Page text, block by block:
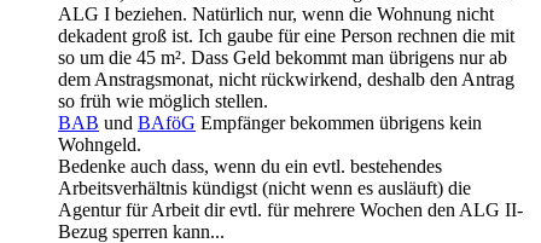
ALG I beziehen. Natürlich nur, wenn die Wohnung nicht
dekadent groß ist. Ich gaube für eine Person rechnen die mit
so um die 45 m². Dass Geld bekommt man übrigens nur ab
dem Anstragsmonat, nicht rückwirkend, deshalb den Antrag
so früh wie möglich stellen.
BAB und BAföG Empfänger bekommen übrigens kein
Wohngeld.
Bedenke auch dass, wenn du ein evtl. bestehendes
Arbeitsverhältnis kündigst (nicht wenn es ausläuft) die
Agentur für Arbeit dir evtl. für mehrere Wochen den ALG II-
Bezug sperren kann...